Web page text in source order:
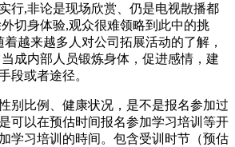
行,非论是现场欣赏、仍是电视散播都
切身体验,观众很难领略到此中的挑
越来越多人对公司拓展活动的了解，
成内部人员锻炼身体，促进感情，建
段或者途径。
别比例、健康状况，是不是报名参加过
可以在预估时间报名参加学习培训等开
学习培训的時间。包含受训时节（预估